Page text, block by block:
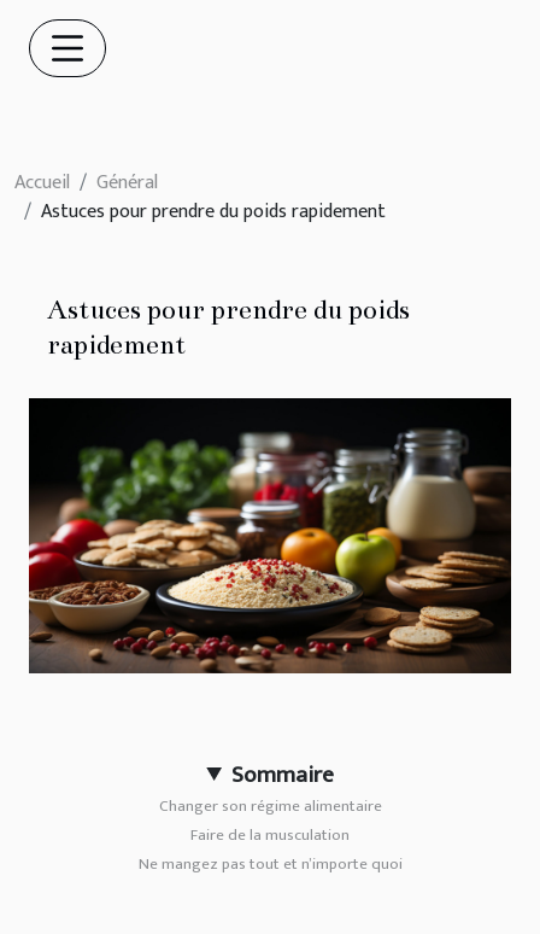
Accueil
Général
Astuces pour prendre du poids rapidement
Astuces pour prendre du poids
rapidement
Sommaire
Changer son régime alimentaire
Faire de la musculation
Ne mangez pas tout et n’importe quoi